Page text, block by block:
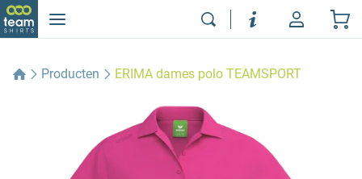
Producten ERIMA dames polo TEAMSPORT